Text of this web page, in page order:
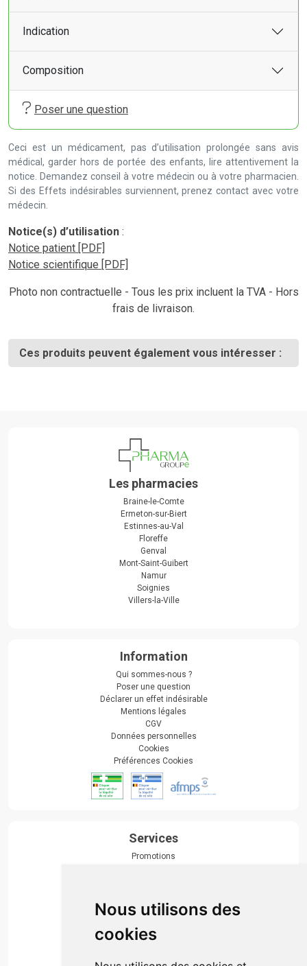
Nous utilisons des
cookies
Indication
Composition
Poser une question
Ceci est un médicament, pas d’utilisation prolongée sans avis
médical, garder hors de portée des enfants, lire attentivement la
notice. Demandez conseil à votre médecin ou à votre pharmacien.
Si des Effets indésirables surviennent, prenez contact avec votre
médecin.
Notice(s) d’utilisation :
Notice patient [PDF]
Notice scientifique [PDF]
Photo non contractuelle - Tous les prix incluent la TVA - Hors
frais de livraison.
Ces produits peuvent également vous intéresser :
Les pharmacies
Braine-le-Comte
Ermeton-sur-Biert
Estinnes-au-Val
Floreffe
Genval
Mont-Saint-Guibert
Namur
Soignies
Villers-la-Ville
Information
Qui sommes-nous ?
Poser une question
Déclarer un effet indésirable
Mentions légales
CGV
Données personnelles
Cookies
Préférences Cookies
Services
Promotions
Actualités & conseils
Événements
Marques
Suivez-nous